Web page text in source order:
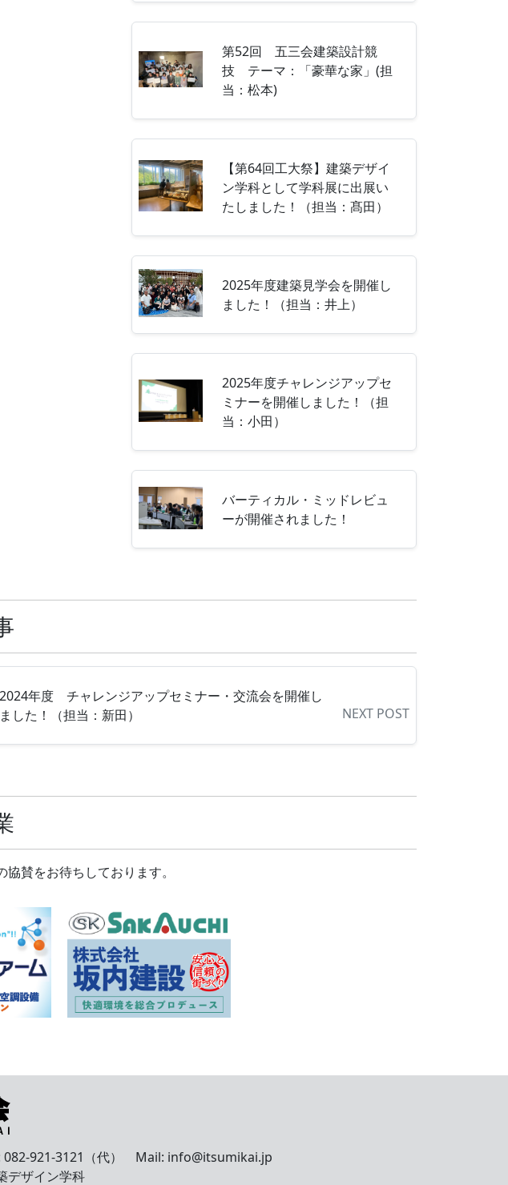
第52回 五三会建築設計競
技 テーマ：「豪華な家」(担
当：松本)
【第64回工大祭】建築デザイ
ン学科として学科展に出展い
たしました！（担当：髙田）
2025年度建築見学会を開催し
ました！（担当：井上）
2025年度チャレンジアップセ
ミナーを開催しました！（担
当：小田）
バーティカル・ミッドレビュ
ーが開催されました！
2024年度 チャレンジアップセミナー・交流会を開催し
ました！（担当：新田）
NEXT POST
賛をお待ちしております。
921-3121（代） Mail: info@itsumikai.jp
デザイン学科